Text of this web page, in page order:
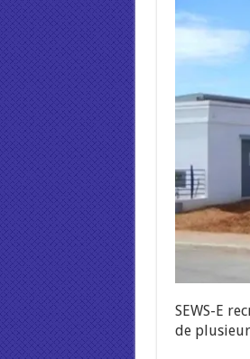
SEWS-E
de